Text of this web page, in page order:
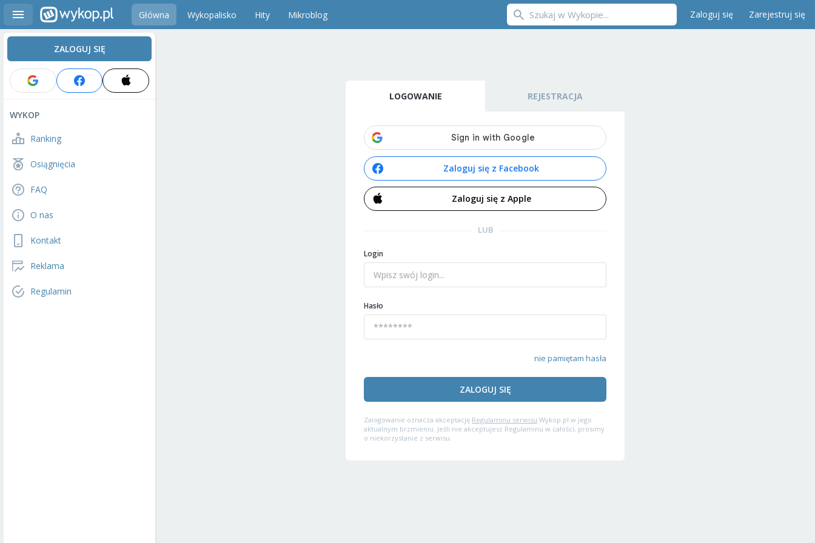
Główna Wykopalisko Hity Mikroblog Zaloguj się Zarejestruj się
ZALOGUJ SIĘ
WYKOP
Ranking
Osiągnięcia
FAQ
O nas
Kontakt
Reklama
Regulamin
LOGOWANIE REJESTRACJA
Zaloguj się z Facebook
Zaloguj się z Apple
LUB
Login
Hasło
nie pamiętam hasła
ZALOGUJ SIĘ
Zalogowanie oznacza akceptację Regulaminu serwisu Wykop.pl w jego
aktualnym brzmieniu. Jeśli nie akceptujesz Regulaminu w całości, prosimy
o niekorzystanie z serwisu.